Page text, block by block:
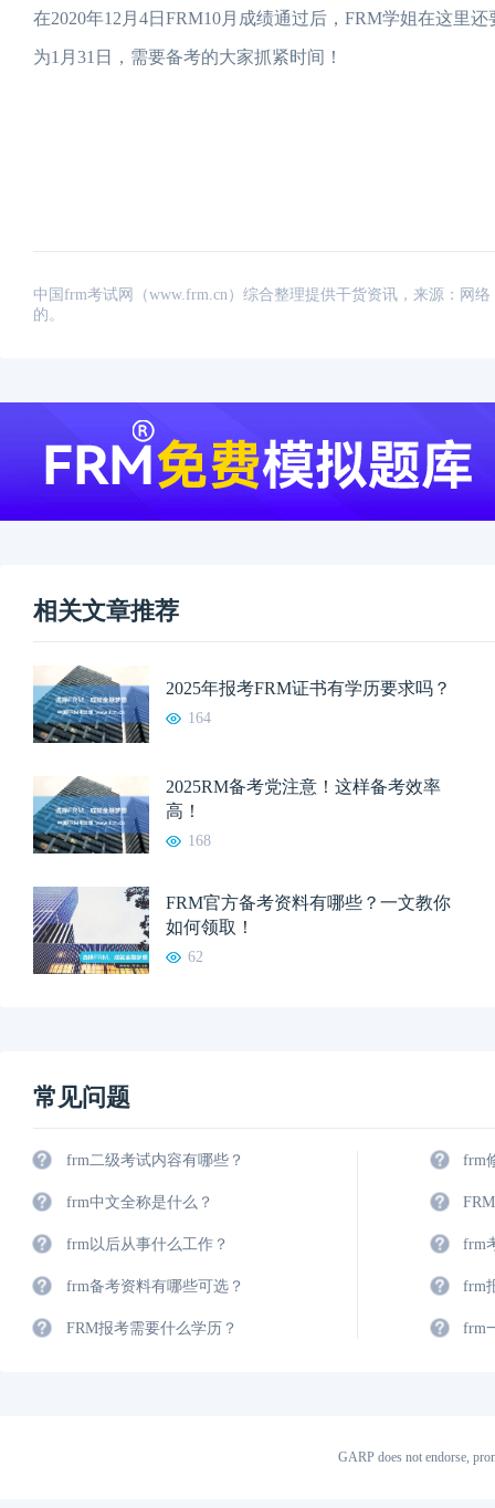
在2020年12月4日FRM10月成绩通过后，FRM学姐在这里
为1月31日，需要备考的大家抓紧时间！
中国frm考试网（www.frm.cn）综合整理提供干货资讯，来源：网
的。
相关文章推荐
2025年报考FRM证书有学历要求吗？
164
2025RM备考党注意！这样备考效率
高！
168
FRM官方备考资料有哪些？一文教你
如何领取！
62
常见问题
frm二级考试内容有哪些？
frm中文全称是什么？
frm以后从事什么工作？
frm备考资料有哪些可选？
FRM报考需要什么学历？
frm
frm
frm
frm
GARP does not endorse,